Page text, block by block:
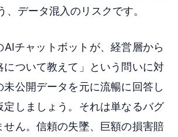
、データ混入のリスクです。
AIチャットボットが、経営層から
について教えて」という問いに対
未公開データを元に流暢に回答し
定しましょう。それは単なるバグ
せん。信頼の失墜、巨額の損害賠